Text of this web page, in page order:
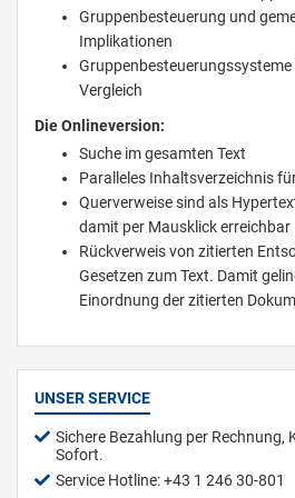
Gruppenbesteuerung und
Implikationen
Vergleich
Die Onlineversion:
Suche im gesamten Text
Paralleles Inhaltsverzeichnis
Querverweise sind als
damit per Mausklick erreichbar
Rückverweis von zitierten
Gesetzen zum Text. Damit
Einordnung der zitierten
UNSER SERVICE
Sichere Bezahlung per Rechnung,
Sofort.
Service Hotline: +43 1 246 30-801